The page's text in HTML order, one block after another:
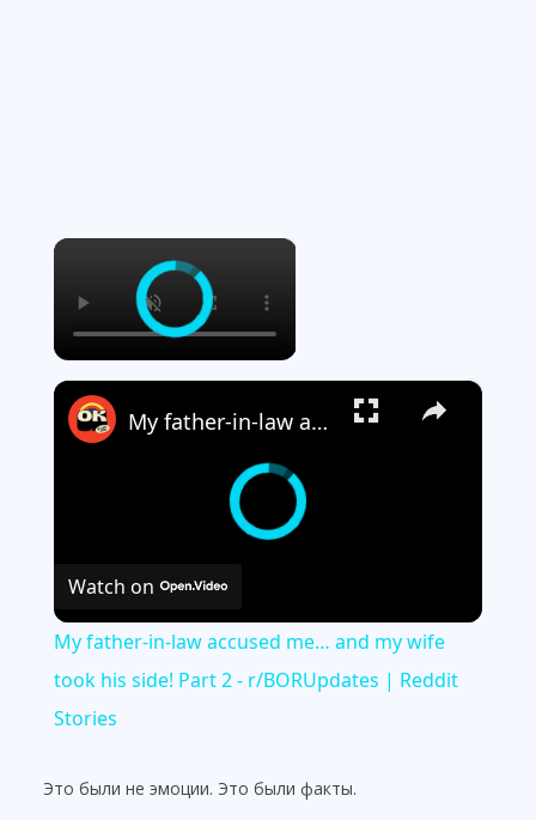
×
×
My father-in-law accused me… and my wife took his side! Part 2 - r/BORUpdates | Reddit Stories
Watch on
My father-in-law accused me… and my wife
took his side! Part 2 - r/BORUpdates | Reddit
Stories
Это были не эмоции. Это были факты.